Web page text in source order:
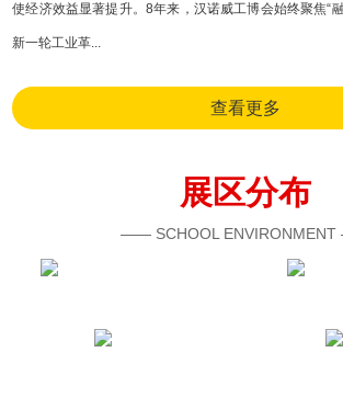
使经济效益显著提升。8年来，汉诺威工博会始终聚焦“
新一轮工业革...
查看更多
展区分布
—— SCHOOL